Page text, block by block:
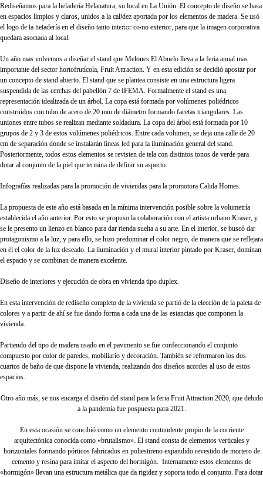
Rediseñamos para la heladería Helanatura, su local en La Unión. El concepto de diseño se basa
en espacios limpios y claros, unidos a la calidez aportada por los elementos de madera. Se usó
el logo de la heladería en el diseño tanto interior como exterior, para que la imagen corporativa
quedara asociada al local.
Un año mas volvemos a diseñar el stand que Melones El Abuelo lleva a la feria anual mas
importante del sector hortofrutícola, Fruit Attraction. Y en esta edición se decidió apostar por
un concepto de stand abierto. El stand que se plantea consiste en una estructura ligera
suspendida de las cerchas del pabellón 7 de IFEMA. Formalmente el stand es una
representación idealizada de un árbol. La copa está formada por volúmenes poliédricos
construidos con tubo de acero de 20 mm de diámetro formando facetas triangulares. Las
uniones entre tubos se realizan mediante soldadura. La copa del árbol está formada por 10
grupos de 2 y 3 de estos volúmenes poliédricos. Entre cada volumen, se deja una calle de 20
cm de separación donde se instalarán líneas led para la iluminación general del stand.
Posteriormente, todos estos elementos se revisten de tela con distintos tonos de verde para
dotar al conjunto de la piel que termina de definir su aspecto.
Infografías realizadas para la promoción de viviendas para la promotora Calida Homes.
La propuesta de este año está basada en la mínima intervención posible sobre la volumetría
establecida el año anterior. Por esto se propuso la colaboración con el artista urbano Kraser, y
se le presento un lienzo en blanco para dar rienda suelta a su arte. En el interior, se buscó dar
protagonismo a la luz, y para ello, se hizo predominar el color negro, de manera que se reflejara
en él el color de la luz deseado. La iluminación y el mural interior pintado por Kraser, dominan
el espacio y se combinan de manera excelente.
Diseño de interiores y ejecución de obra en vivienda tipo duplex.
En esta intervención de rediseño completo de la vivienda se partió de la elección de la paleta de
colores y a partir de ahí se fue dando forma a cada una de las estancias que componen la
vivienda.
Partiendo del tipo de madera usado en el pavimento se fue confeccionando el conjunto
compuesto por color de paredes, mobiliario y decoración. También se reformaron los dos
cuartos de baño de que dispone la vivienda, realizando dos diseños acordes al uso de estos
espacios.
Otro año más, se nos encarga el diseño del stand para la feria Fruit Attraction 2020, que debido
a la pandemia fue pospuesta para 2021.
En esta ocasión se concibió como un elemento contundente propio de la corriente
arquitectónica conocida como «brutalismo». El stand consta de elementos verticales y
horizontales formando pórticos fabricados en poliestireno expandido revestido de mortero de
cemento y resina para imitar el aspecto del hormigón. Internamente estos elementos de
«hormigón» llevan una estructura metálica que da rigidez y soporta todo el conjunto. Para dotar